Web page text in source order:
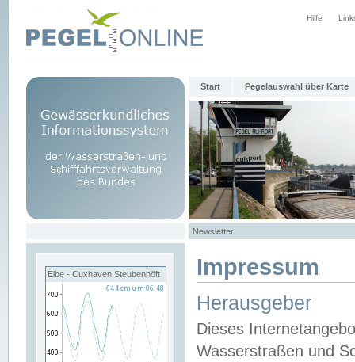
Hilfe
Start Pegelauswahl über Karte
Newsletter
Elbe - Cuxhaven Steubenhöft Impressum
Herausgeber
Dieses
Wasserstraßen und